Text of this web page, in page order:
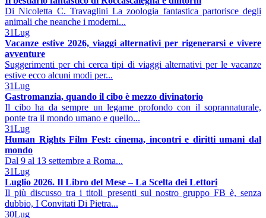
Di Nicoletta C. Travaglini La zoologia fantastica partorisce degli
animali che neanche i moderni...
31Lug
Vacanze estive 2026, viaggi alternativi per rigenerarsi e vivere
avventure
Suggerimenti per chi cerca tipi di viaggi alternativi per le vacanze
estive ecco alcuni modi per...
31Lug
Gastromanzia, quando il cibo è mezzo divinatorio
Il cibo ha da sempre un legame profondo con il soprannaturale,
ponte tra il mondo umano e quello...
31Lug
Human Rights Film Fest: cinema, incontri e diritti umani dal
mondo
Dal 9 al 13 settembre a Roma...
31Lug
Luglio 2026. Il Libro del Mese – La Scelta dei Lettori
Il più discusso tra i titoli presenti sul nostro gruppo FB è, senza
dubbio, I Convitati Di Pietra...
30Lug